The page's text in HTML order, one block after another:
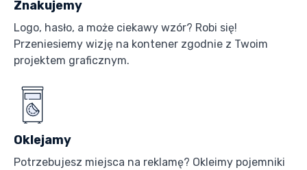
Znakujemy
Logo, hasło, a może ciekawy wzór? Robi się!
Przeniesiemy wizję na kontener zgodnie z Twoim
projektem graficznym.
Oklejamy
Potrzebujesz miejsca na reklamę? Okleimy pojemniki